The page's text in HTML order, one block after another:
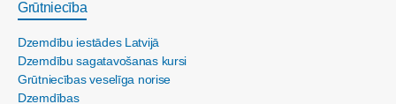
Grūtniecība
Dzemdību iestādes Latvijā
Dzemdību sagatavošanas kursi
Grūtniecības veselīga norise
Dzemdības